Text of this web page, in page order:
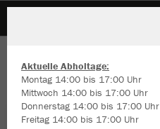
Aktuelle Abholtage:
Montag 14:00 bis 17:00 Uhr
Mittwoch 14:00 bis 17:00 Uhr
Donnerstag 14:00 bis 17:00 Uhr
Freitag 14:00 bis 17:00 Uhr
Wir verwenden Cookies